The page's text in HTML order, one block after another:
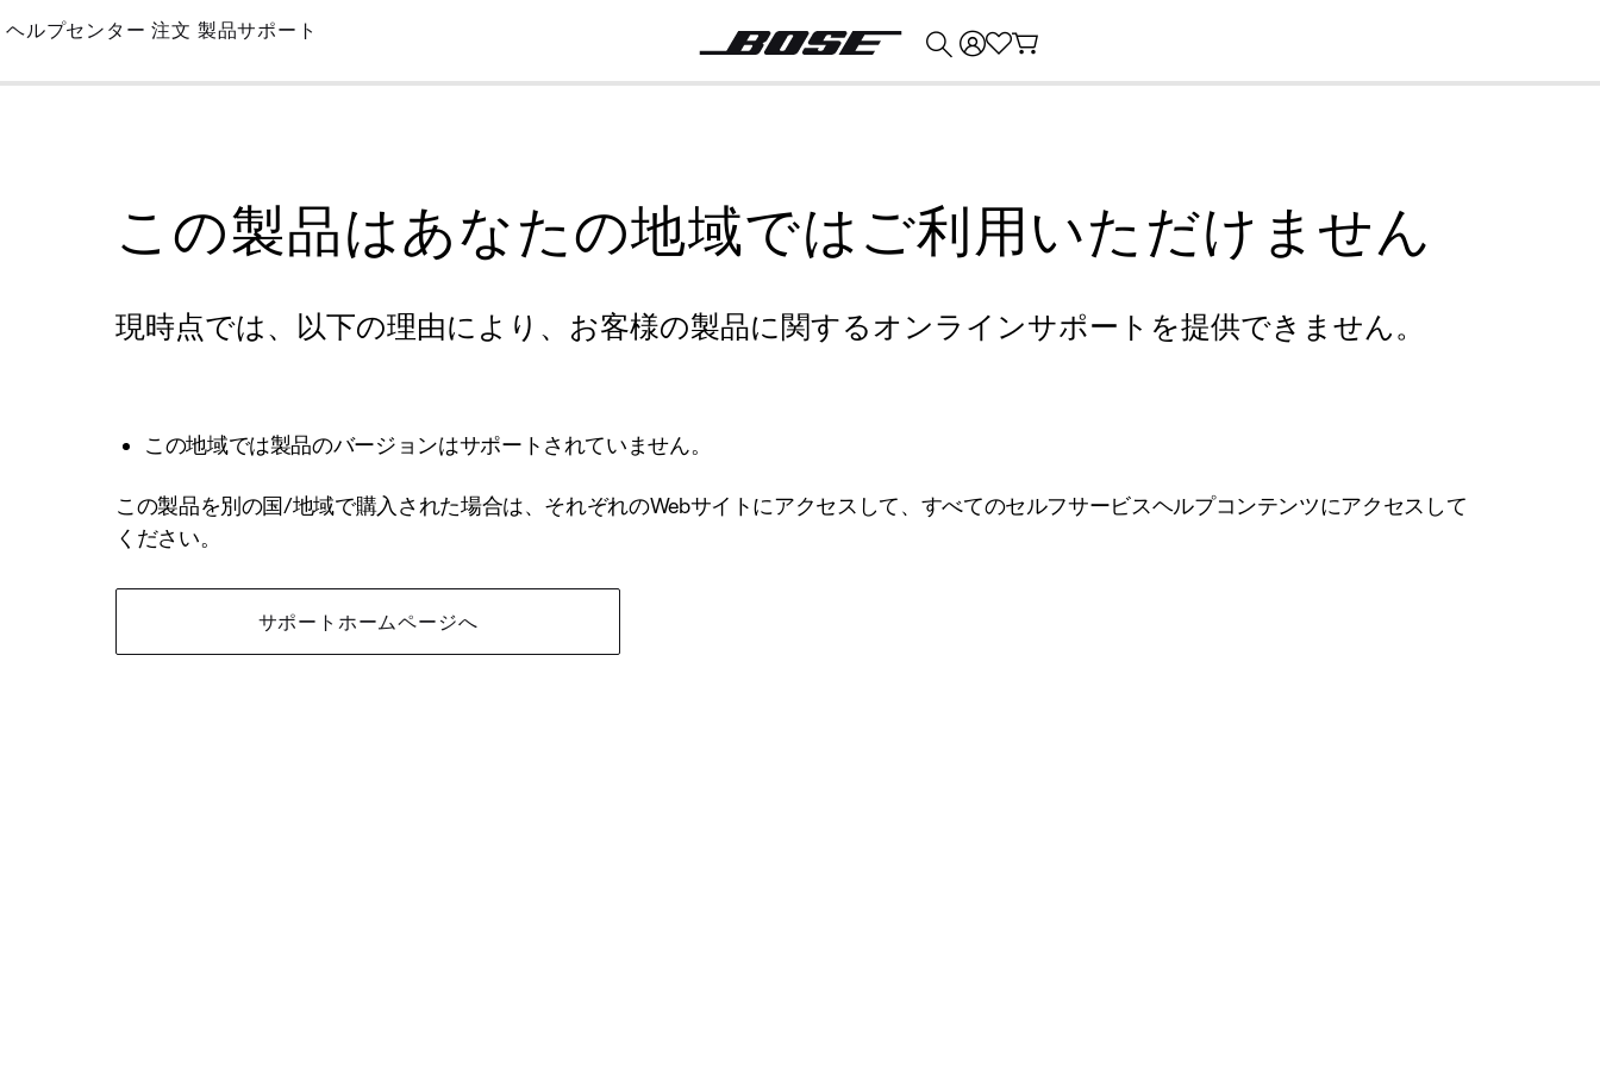
Skip
Main
ヘルプセンター 注文 製品サポート
この製品はあなたの地域ではご利用いただけません
現時点では、以下の理由により、お客様の製品に関するオンラインサポートを提供できません。
この地域では製品のバージョンはサポートされていません。
この製品を別の国/地域で購入された場合は、それぞれのWebサイトにアクセスして、すべてのセルフサービスヘルプコンテンツにアクセスして
ください。
サポートホームページへ